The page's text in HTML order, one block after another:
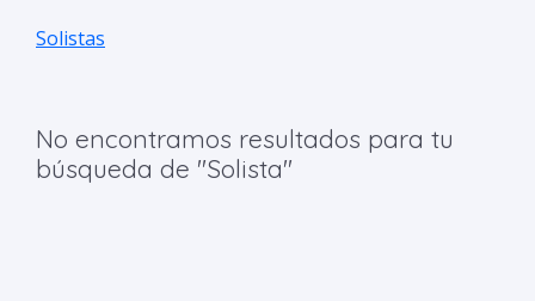
Solistas
No encontramos resultados para tu
búsqueda de "Solista"